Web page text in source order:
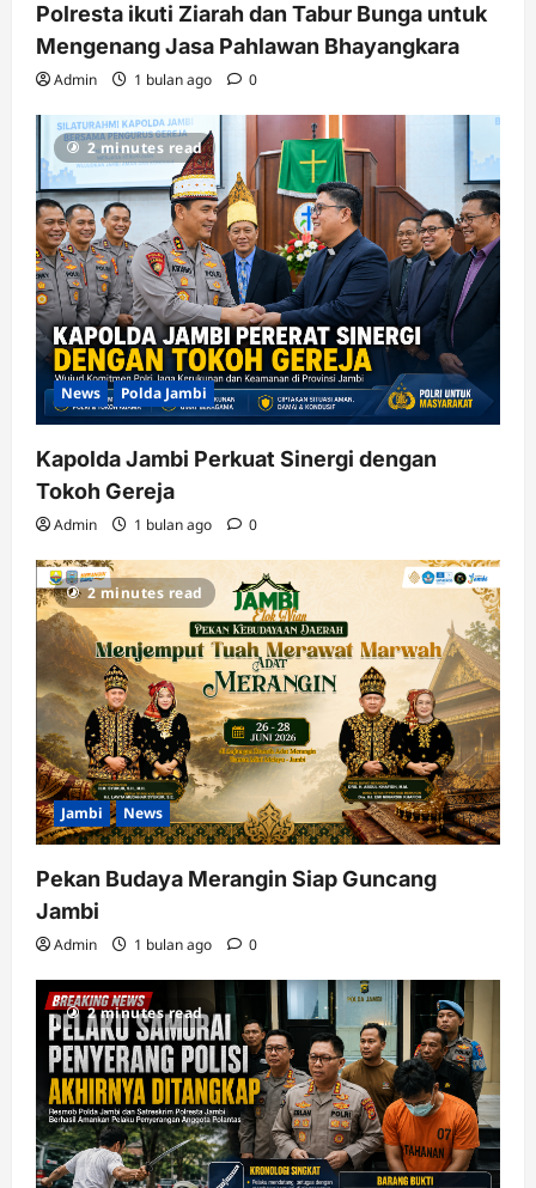
Polresta ikuti Ziarah dan Tabur Bunga untuk
Mengenang Jasa Pahlawan Bhayangkara
Admin 1 bulan ago 0
2 minutes read
News Polda Jambi
Kapolda Jambi Perkuat Sinergi dengan
Tokoh Gereja
Admin 1 bulan ago 0
2 minutes read
Jambi News
Pekan Budaya Merangin Siap Guncang
Jambi
Admin 1 bulan ago 0
2 minutes read